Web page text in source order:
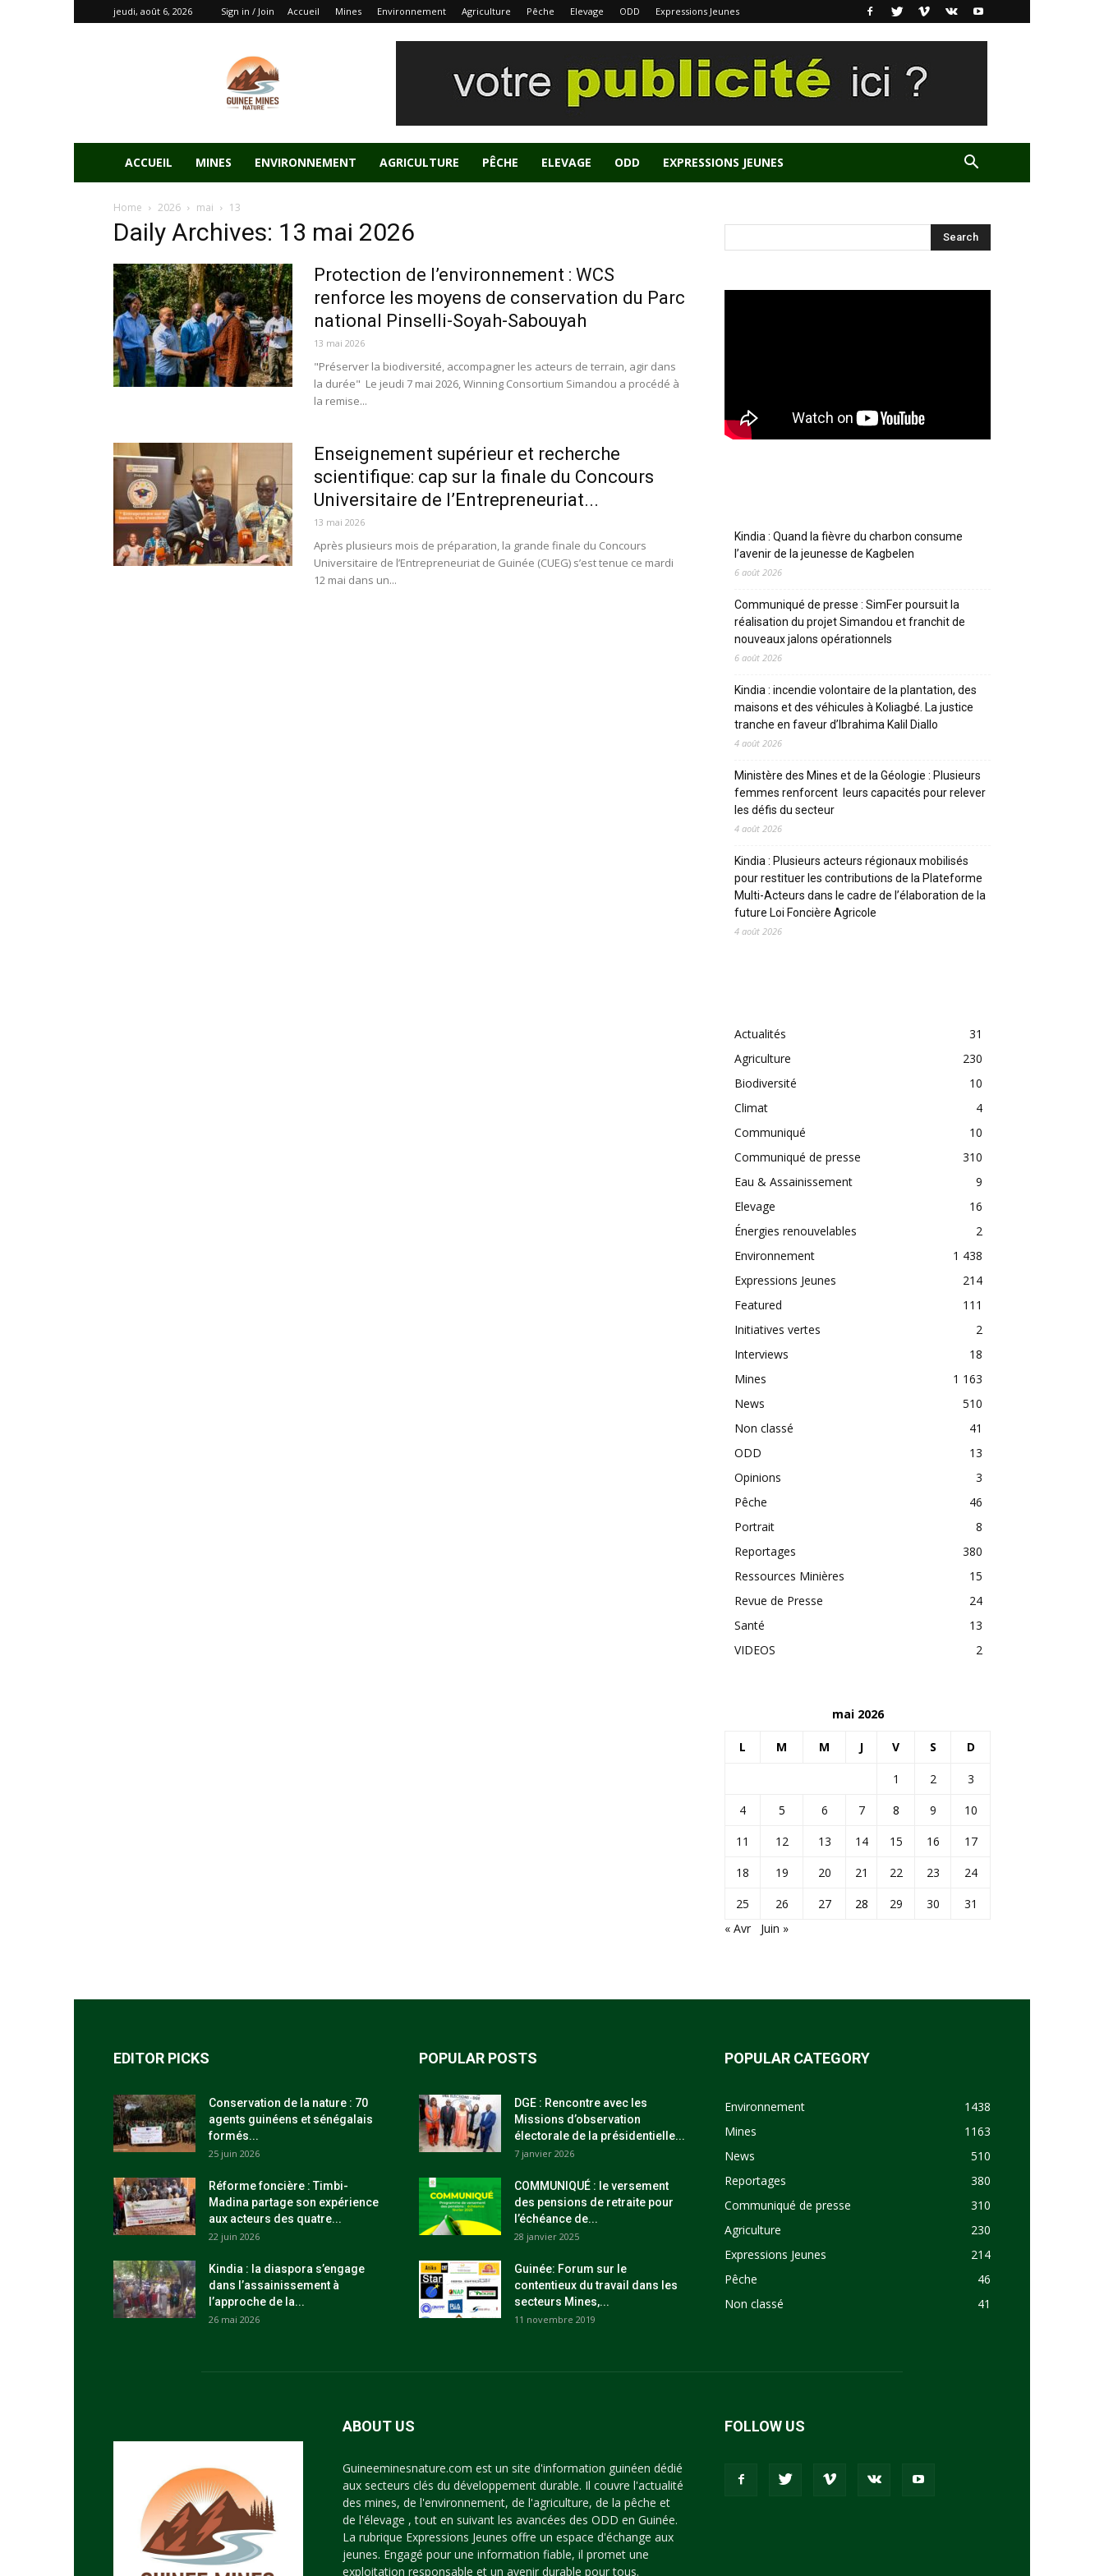
jeudi, août 6, 2026 Sign in / Join Accueil Mines Environnement Agriculture Pêche Elevage ODD Expressions Jeunes
ACCUEIL MINES ENVIRONNEMENT AGRICULTURE PÊCHE ELEVAGE ODD EXPRESSIONS JEUNES
Home 2026 mai 13
Daily Archives: 13 mai 2026
Protection de l’environnement : WCS
renforce les moyens de conservation du Parc
national Pinselli-Soyah-Sabouyah
13 mai 2026
"Préserver la biodiversité, accompagner les acteurs de terrain, agir dans
la durée" Le jeudi 7 mai 2026, Winning Consortium Simandou a procédé à
la remise...
Enseignement supérieur et recherche
scientifique: cap sur la finale du Concours
Universitaire de l’Entrepreneuriat...
13 mai 2026
Après plusieurs mois de préparation, la grande finale du Concours
Universitaire de l’Entrepreneuriat de Guinée (CUEG) s’est tenue ce mardi
12 mai dans un...
Kindia : Quand la fièvre du charbon consume
l’avenir de la jeunesse de Kagbelen
6 août 2026
Communiqué de presse : SimFer poursuit la
réalisation du projet Simandou et franchit de
nouveaux jalons opérationnels
6 août 2026
Kindia : incendie volontaire de la plantation, des
maisons et des véhicules à Koliagbé. La justice
tranche en faveur d’Ibrahima Kalil Diallo
4 août 2026
Ministère des Mines et de la Géologie : Plusieurs
femmes renforcent leurs capacités pour relever
les défis du secteur
4 août 2026
Kindia : Plusieurs acteurs régionaux mobilisés
pour restituer les contributions de la Plateforme
Multi-Acteurs dans le cadre de l’élaboration de la
future Loi Foncière Agricole
4 août 2026
Actualités
31
Agriculture
230
Biodiversité
10
Climat
4
Communiqué
10
Communiqué de presse
310
Eau & Assainissement
9
Elevage
16
Énergies renouvelables
2
Environnement
1 438
Expressions Jeunes
214
Featured
111
Initiatives vertes
2
Interviews
18
Mines
1 163
News
510
Non classé
41
ODD
13
Opinions
3
Pêche
46
Portrait
8
Reportages
380
Ressources Minières
15
Revue de Presse
24
Santé
13
VIDEOS
2
mai 2026
L M M J V S D
1 2
3
4
5 6 7 8 9
10
11
12 13 14 15 16
17
18
19 20 21 22 23
24
25
26 27 28 29 30
31
« Avr
Juin »
EDITOR PICKS
Conservation de la nature : 70
agents guinéens et sénégalais
formés...
25 juin 2026
Réforme foncière : Timbi-
Madina partage son expérience
aux acteurs des quatre...
22 juin 2026
Kindia : la diaspora s’engage
dans l’assainissement à
l’approche de la...
26 mai 2026
POPULAR POSTS
DGE : Rencontre avec les
Missions d’observation
électorale de la présidentielle...
7 janvier 2026
COMMUNIQUÉ : le versement
des pensions de retraite pour
l’échéance de...
28 janvier 2025
Guinée: Forum sur le
contentieux du travail dans les
secteurs Mines,...
11 novembre 2019
POPULAR CATEGORY
Environnement
1438
Mines
1163
News
510
Reportages
380
Communiqué de presse
310
Agriculture
230
Expressions Jeunes
214
Pêche
46
Non classé
41
ABOUT US
Guineeminesnature.com est un site d'information guinéen dédié
aux secteurs clés du développement durable. Il couvre l'actualité
des mines, de l'environnement, de l'agriculture, de la pêche et
de l'élevage , tout en suivant les avancées des ODD en Guinée.
La rubrique Expressions Jeunes offre un espace d'échange aux
jeunes. Engagé pour une information fiable, il promet une
exploitation responsable et un avenir durable pour tous.
FOLLOW US